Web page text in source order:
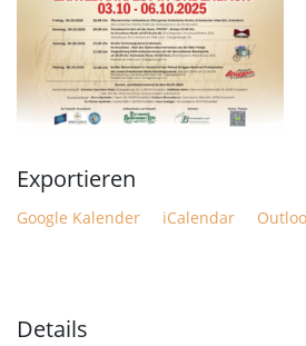
Google Kalender iCalendar
Details